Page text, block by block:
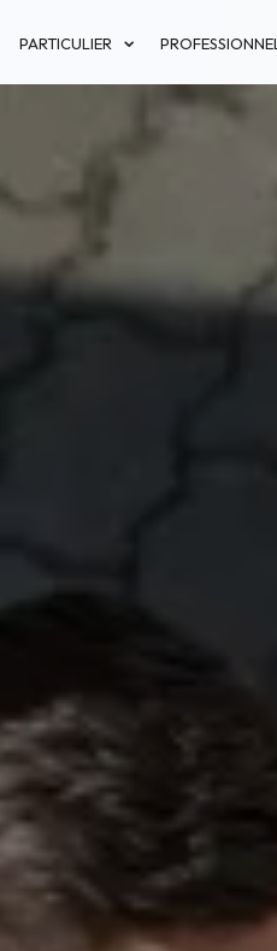
PARTICULIER PROFESSIONNEL